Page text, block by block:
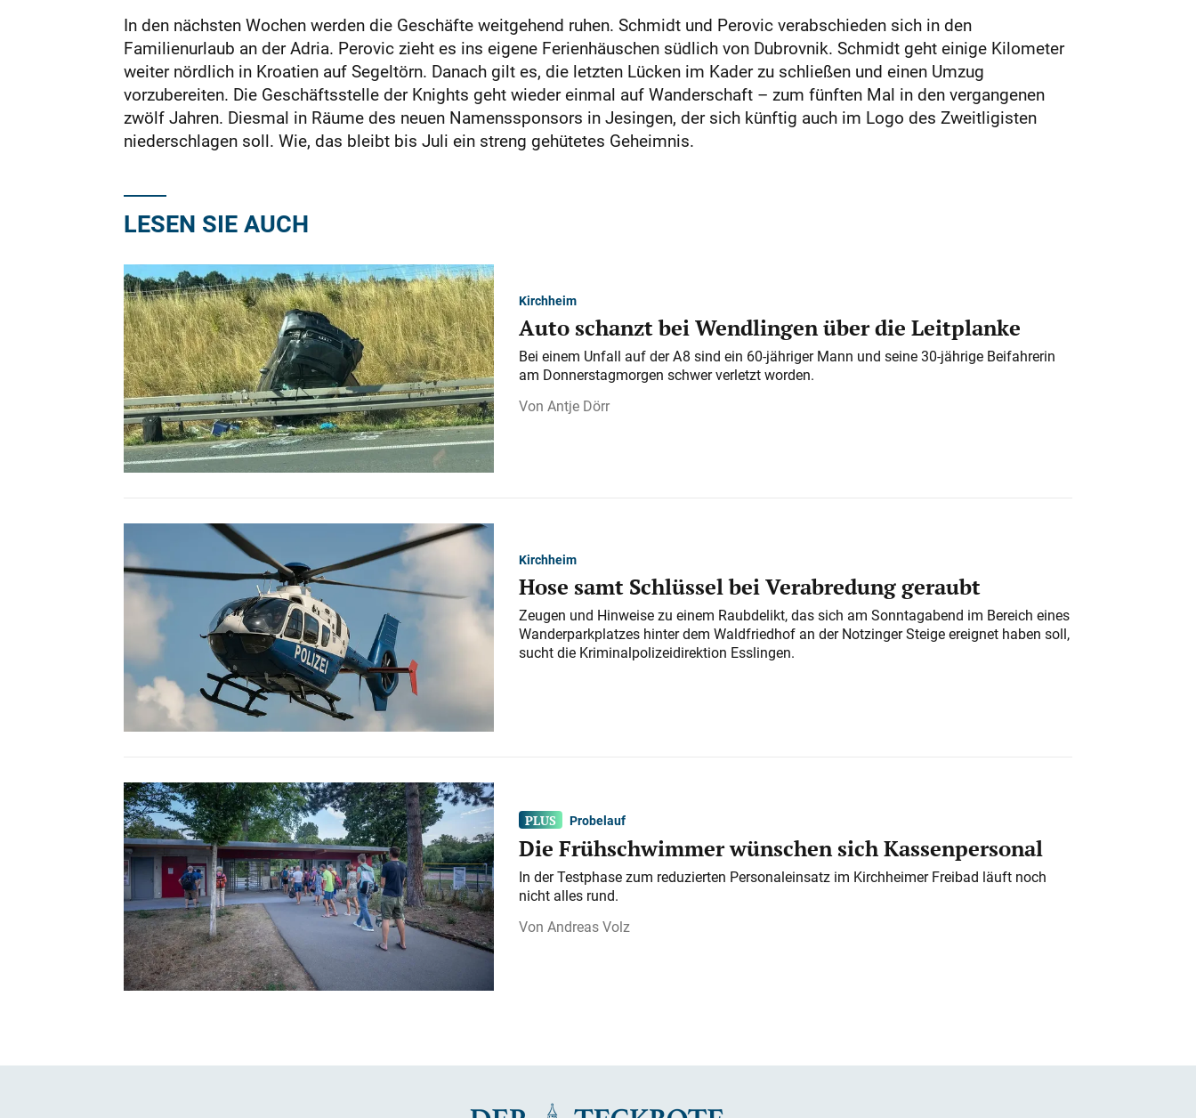
In den nächsten Wochen werden die Geschäfte weitgehend ruhen. Schmidt und Perovic verabschieden sich in den
Familienurlaub an der Adria. Perovic zieht es ins eigene Ferienhäuschen südlich von Dubrovnik. Schmidt geht einige Kilometer
weiter nördlich in Kroatien auf Segeltörn. Danach gilt es, die letzten Lücken im Kader zu schließen und einen Umzug
vorzubereiten. Die Geschäftsstelle der Knights geht wieder einmal auf Wanderschaft – zum fünften Mal in den vergangenen
zwölf Jahren. Diesmal in Räume des neuen Namenssponsors in Jesingen, der sich künftig auch im Logo des Zweitligisten
niederschlagen soll. Wie, das bleibt bis Juli ein streng gehütetes Geheimnis.
LESEN SIE AUCH
Kirchheim
Auto schanzt bei Wendlingen über die Leitplanke
Bei einem Unfall auf der A 8 sind ein 60-jähriger Mann und seine 30-jährige Beifahrerin
am Donnerstagmorgen schwer verletzt worden.
Antje Dörr
Kirchheim
Hose samt Schlüssel bei Verabredung geraubt
Zeugen und Hinweise zu einem Raubdelikt, das sich am Sonntagabend im Bereich eines
Wanderparkplatzes hinter dem Waldfriedhof an der Notzinger Steige ereignet haben soll,
sucht die Kriminalpolizeidirektion Esslingen.
Probelauf
Die Frühschwimmer wünschen sich Kassenpersonal
In der Testphase zum reduzierten Personaleinsatz im Kirchheimer Freibad läuft noch
nicht alles rund.
Andreas Volz